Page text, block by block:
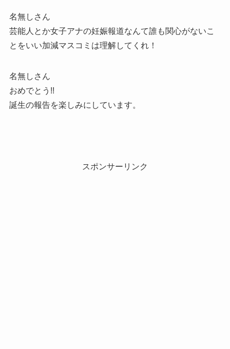
名無しさん
芸能人とか女子アナの妊娠報道なんて誰も関心がないこ
とをいい加減マスコミは理解してくれ！
名無しさん
おめでとう!!
誕生の報告を楽しみにしています。
スポンサーリンク